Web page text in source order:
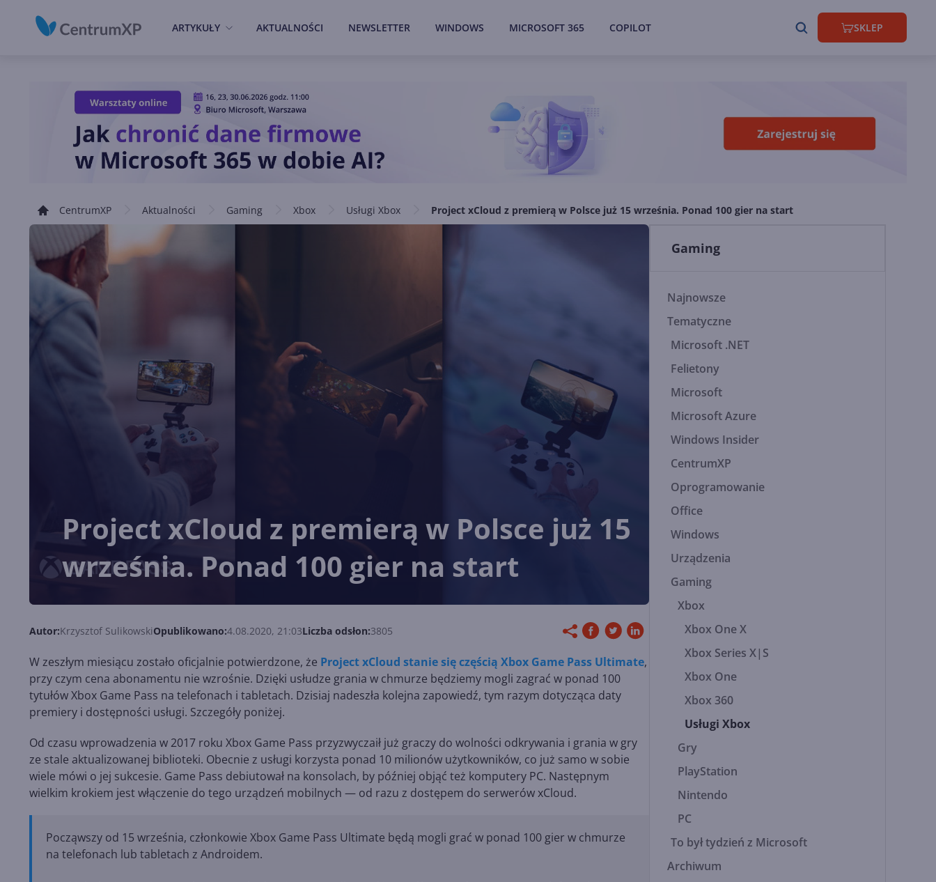
ARTYKUŁY AKTUALNOŚCI NEWSLETTER WINDOWS MICROSOFT 365 COPILOT SKLEP
CentrumXP Aktualności Gaming Xbox Usługi Xbox Project xCloud z premierą w Polsce już 15 września. Ponad 100 gier na start
Project xCloud z premierą w Polsce już 15
września. Ponad 100 gier na start
Autor:Krzysztof SulikowskiOpublikowano:4.08.2020, 21:03Liczba odsłon:3805
W zeszłym miesiącu zostało oficjalnie potwierdzone, że Project xCloud stanie się częścią Xbox Game Pass Ultimate,
przy czym cena abonamentu nie wzrośnie. Dzięki usłudze grania w chmurze będziemy mogli zagrać w ponad 100
tytułów Xbox Game Pass na telefonach i tabletach. Dzisiaj nadeszła kolejna zapowiedź, tym razym dotycząca daty
premiery i dostępności usługi. Szczegóły poniżej.
Od czasu wprowadzenia w 2017 roku Xbox Game Pass przyzwyczaił już graczy do wolności odkrywania i grania w gry
ze stale aktualizowanej biblioteki. Obecnie z usługi korzysta ponad 10 milionów użytkowników, co już samo w sobie
wiele mówi o jej sukcesie. Game Pass debiutował na konsolach, by później objąć też komputery PC. Następnym
wielkim krokiem jest włączenie do tego urządzeń mobilnych — od razu z dostępem do serwerów xCloud.
Począwszy od 15 września, członkowie Xbox Game Pass Ultimate będą mogli grać w ponad 100 gier w chmurze
na telefonach lub tabletach z Androidem.
Gaming
Najnowsze
Tematyczne
Microsoft .NET
Felietony
Microsoft
Microsoft Azure
Windows Insider
CentrumXP
Oprogramowanie
Office
Windows
Urządzenia
Gaming
Xbox
Xbox One X
Xbox Series X|S
Xbox One
Xbox 360
Usługi Xbox
Gry
PlayStation
Nintendo
PC
To był tydzień z Microsoft
Archiwum